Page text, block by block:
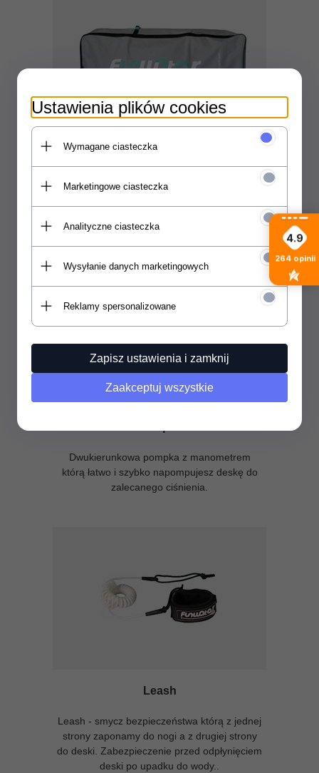
Plecak zamykany na zamek błyskawiczny w
którym bez problemu zmieścisz deskę,
pompkę, wiosło, statecznik.
Dwukierunkowa pompka z manometrem
którą łatwo i szybko napompujesz deskę do
zalecanego ciśnienia.
Leash
Leash - smycz bezpieczeństwa którą z jednej
strony zaponamy do nogi a z drugiej strony
do deski. Zabezpieczenie przed odpłynięciem
deski po upadku do wody..
Ustawienia plików cookies
Wymagane ciasteczka
Marketingowe ciasteczka
Analityczne ciasteczka
Wysyłanie danych marketingowych
Reklamy spersonalizowane
Zapisz ustawienia i zamknij
Zaakceptuj wszystkie
4.9
264 opinii